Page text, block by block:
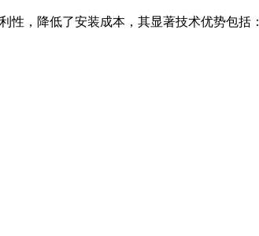
性，降低了安装成本，其显著技术优势包括：